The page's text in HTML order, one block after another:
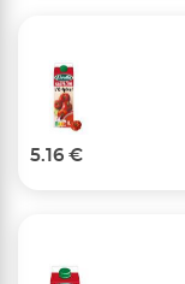
5.16 €